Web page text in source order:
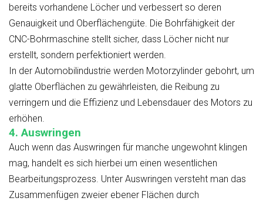
bereits vorhandene Löcher und verbessert so deren
Genauigkeit und Oberflächengüte. Die Bohrfähigkeit der
CNC-Bohrmaschine stellt sicher, dass Löcher nicht nur
erstellt, sondern perfektioniert werden.
In der Automobilindustrie werden Motorzylinder gebohrt, um
glatte Oberflächen zu gewährleisten, die Reibung zu
verringern und die Effizienz und Lebensdauer des Motors zu
erhöhen.
4. Auswringen
Auch wenn das Auswringen für manche ungewohnt klingen
mag, handelt es sich hierbei um einen wesentlichen
Bearbeitungsprozess. Unter Auswringen versteht man das
Zusammenfügen zweier ebener Flächen durch